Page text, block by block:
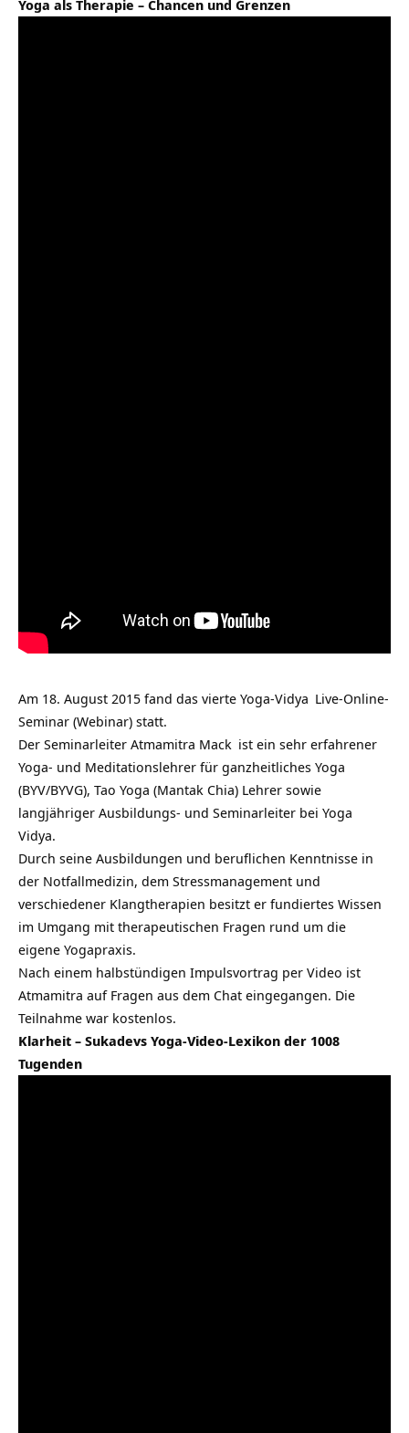
Yoga als Therapie – Chancen und Grenzen
Am 18. August 2015 fand das vierte Yoga-Vidya Live-Online-
Seminar (Webinar) statt.
Der Seminarleiter Atmamitra Mack ist ein sehr erfahrener
Yoga- und Meditationslehrer für ganzheitliches Yoga
(BYV/BYVG), Tao Yoga (Mantak Chia) Lehrer sowie
langjähriger Ausbildungs- und Seminarleiter bei Yoga
Vidya.
Durch seine Ausbildungen und beruflichen Kenntnisse in
der Notfallmedizin, dem Stressmanagement und
verschiedener Klangtherapien besitzt er fundiertes Wissen
im Umgang mit therapeutischen Fragen rund um die
eigene Yogapraxis.
Nach einem halbstündigen Impulsvortrag per Video ist
Atmamitra auf Fragen aus dem Chat eingegangen. Die
Teilnahme war kostenlos.
Klarheit – Sukadevs Yoga-Video-Lexikon der 1008
Tugenden